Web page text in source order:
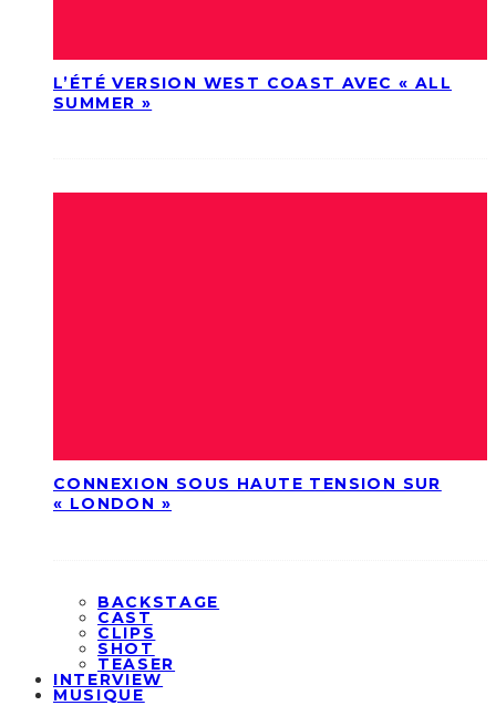
L’ÉTÉ VERSION WEST COAST AVEC « ALL
SUMMER »
CONNEXION SOUS HAUTE TENSION SUR
« LONDON »
BACKSTAGE
CAST
CLIPS
SHOT
TEASER
INTERVIEW
MUSIQUE